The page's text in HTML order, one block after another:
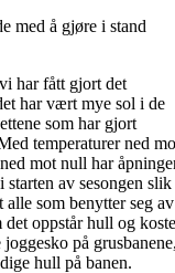
med å gjøre i stand
har fått gjort det
har vært mye sol i de
som har gjort
temperaturer ned
mot null har
av sesongen slik
som benytter seg av
oppstår hull og
på
hull på banen.